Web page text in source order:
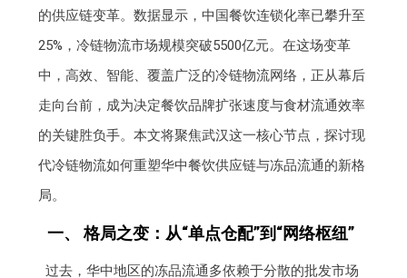
的供应链变革。数据显示，中国餐饮连锁化率已攀升至
25%，冷链物流市场规模突破5500亿元。在这场变革
中，高效、智能、覆盖广泛的冷链物流网络，正从幕后
走向台前，成为决定餐饮品牌扩张速度与食材流通效率
的关键胜负手。本文将聚焦武汉这一核心节点，探讨现
代冷链物流如何重塑华中餐饮供应链与冻品流通的新格
局。
一、 格局之变：从“单点仓配”到“网络枢纽”
过去，华中地区的冻品流通多依赖于分散的批发市场